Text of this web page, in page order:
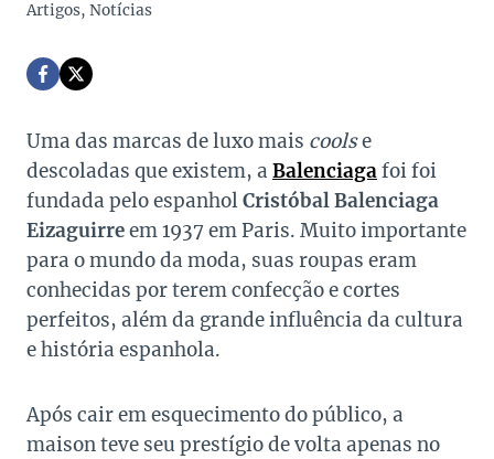
Artigos, Notícias
Uma das marcas de luxo mais coolse
descoladas que existem, a Balenciagafoi foi
fundada pelo espanholCristóbal Balenciaga
Eizaguirreem 1937 em Paris. Muito importante
para o mundo da moda, suas roupas eram
conhecidas por terem confecção e cortes
perfeitos, além da grande influência da cultura
e história espanhola.
Após cair em esquecimento do público, a
maison teve seu prestígio de volta apenas no